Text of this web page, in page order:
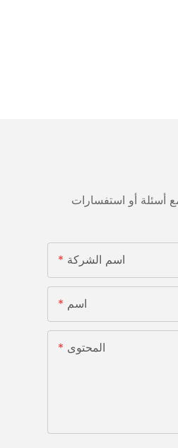
اسم الشركة
اسم
المحتوى